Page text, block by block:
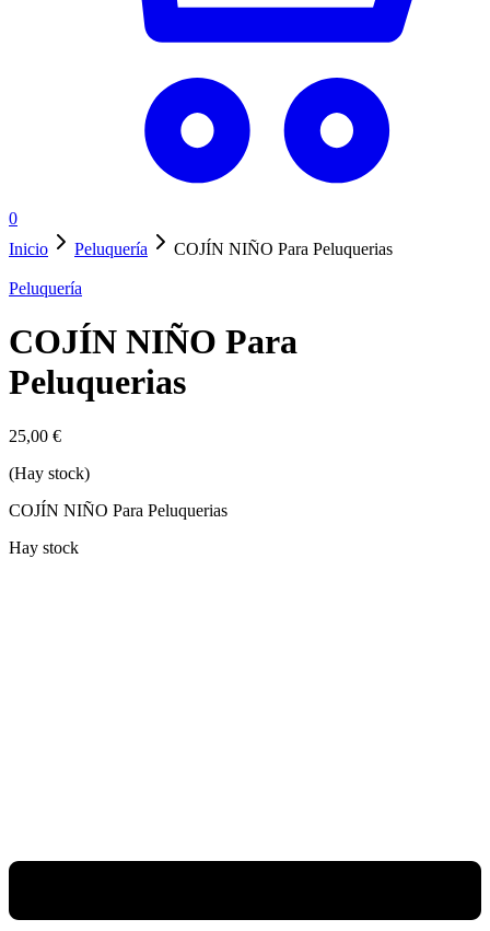
0
Inicio
Peluquería COJÍN NIÑO Para Peluquerias
Peluquería
COJÍN NIÑO Para
Peluquerias
25,00 €
(Hay stock)
COJÍN NIÑO Para Peluquerias
Hay stock